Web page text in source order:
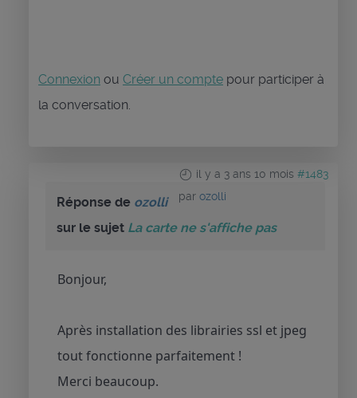
Connexion ou Créer un compte pour participer à
la conversation.
il y a 3 ans 10 mois #1483
par ozolli
Réponse de ozolli
sur le sujet La carte ne s'affiche pas
Bonjour,
Après installation des librairies ssl et jpeg
tout fonctionne parfaitement !
Merci beaucoup.